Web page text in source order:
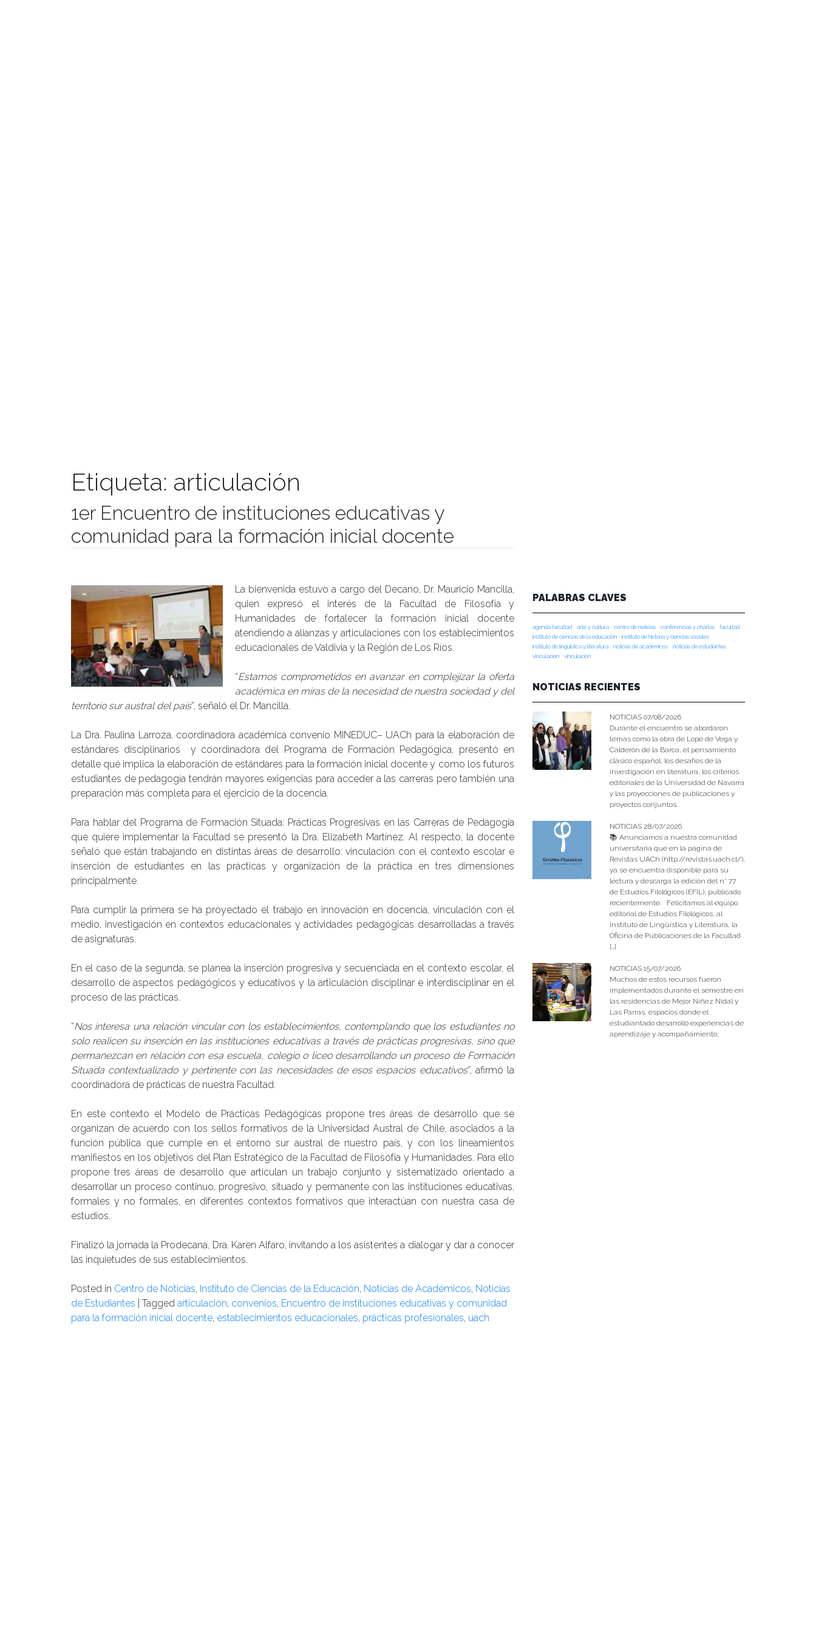
Etiqueta: articulación
1er Encuentro de instituciones educativas y
comunidad para la formación inicial docente
La bienvenida estuvo a cargo del Decano, Dr. Mauricio Mancilla,
quien expresó el interés de la Facultad de Filosofía y
Humanidades de fortalecer la formación inicial docente
atendiendo a alianzas y articulaciones con los establecimientos
educacionales de Valdivia y la Región de Los Ríos.
“Estamos comprometidos en avanzar en complejizar la oferta
académica en miras de la necesidad de nuestra sociedad y del
territorio sur austral del país”, señaló el Dr. Mancilla.
La Dra. Paulina Larroza, coordinadora académica convenio MINEDUC– UACh para la elaboración de
estándares disciplinarios y coordinadora del Programa de Formación Pedagógica, presentó en
detalle qué implica la elaboración de estándares para la formación inicial docente y como los futuros
estudiantes de pedagogía tendrán mayores exigencias para acceder a las carreras pero también una
preparación más completa para el ejercicio de la docencia.
Para hablar del Programa de Formación Situada: Prácticas Progresivas en las Carreras de Pedagogía
que quiere implementar la Facultad se presentó la Dra. Elizabeth Martínez. Al respecto, la docente
señaló que están trabajando en distintas áreas de desarrollo: vinculación con el contexto escolar e
inserción de estudiantes en las prácticas y organización de la práctica en tres dimensiones
principalmente.
Para cumplir la primera se ha proyectado el trabajo en innovación en docencia, vinculación con el
medio, investigación en contextos educacionales y actividades pedagógicas desarrolladas a través
de asignaturas.
En el caso de la segunda, se planea la inserción progresiva y secuenciada en el contexto escolar, el
desarrollo de aspectos pedagógicos y educativos y la articulación disciplinar e interdisciplinar en el
proceso de las prácticas.
“Nos interesa una relación vincular con los establecimientos, contemplando que los estudiantes no
solo realicen su inserción en las instituciones educativas a través de prácticas progresivas, sino que
permanezcan en relación con esa escuela, colegio o liceo desarrollando un proceso de Formación
Situada contextualizado y pertinente con las necesidades de esos espacios educativos”, afirmó la
coordinadora de prácticas de nuestra Facultad.
En este contexto el Modelo de Prácticas Pedagógicas propone tres áreas de desarrollo que se
organizan de acuerdo con los sellos formativos de la Universidad Austral de Chile, asociados a la
función pública que cumple en el entorno sur austral de nuestro país, y con los lineamientos
manifiestos en los objetivos del Plan Estratégico de la Facultad de Filosofía y Humanidades. Para ello
propone tres áreas de desarrollo que articulan un trabajo conjunto y sistematizado orientado a
desarrollar un proceso continuo, progresivo, situado y permanente con las instituciones educativas,
formales y no formales, en diferentes contextos formativos que interactúan con nuestra casa de
estudios.
Finalizó la jornada la Prodecana, Dra. Karen Alfaro, invitando a los asistentes a dialogar y dar a conocer
las inquietudes de sus establecimientos.
Posted in Centro de Noticias, Instituto de Ciencias de la Educación, Noticias de Académicos, Noticias
de Estudiantes
Tagged articulación, convenios, Encuentro de instituciones educativas y comunidad
para la formación inicial docente, establecimientos educacionales, prácticas profesionales, uach
PALABRAS CLAVES
agenda facultad arte y cultura centro de noticias conferencias y charlas
facultad
instituto de ciencias de la educación
instituto de historia y ciencias sociales
instituto de lingüística y literatura
noticias de académicos
noticias de estudiantes
vinculacion
vinculación
NOTICIAS RECIENTES
NOTICIAS 07/08/2026
Durante el encuentro se abordaron
temas como la obra de Lope de Vega y
Calderón de la Barca, el pensamiento
clásico español, los desafíos de la
investigación en literatura, los criterios
editoriales de la Universidad de Navarra
y las proyecciones de publicaciones y
proyectos conjuntos.
NOTICIAS 28/07/2026
📚 Anunciamos a nuestra comunidad
universitaria que en la página de
Revistas UACh (http://revistas.uach.cl/),
ya se encuentra disponible para su
lectura y descarga la edición del n° 77
de Estudios Filológicos (EFIL), publicado
recientemente. Felicitamos al equipo
editorial de Estudios Filológicos, al
Instituto de Lingüística y Literatura, la
Oficina de Publicaciones de la Facultad
[…]
NOTICIAS 15/07/2026
Muchos de estos recursos fueron
implementados durante el semestre en
las residencias de Mejor Niñez Nidal y
Las Parras, espacios donde el
estudiantado desarrolló experiencias de
aprendizaje y acompañamiento.